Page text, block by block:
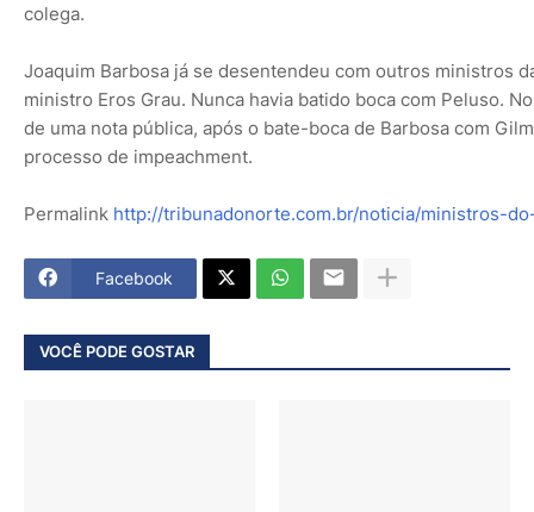
colega.
Joaquim Barbosa já se desentendeu com outros ministros
ministro Eros Grau. Nunca havia batido boca com Peluso.
de uma nota pública, após o bate-boca de Barbosa com
processo de impeachment.
Permalink http://tribunadonorte.com.br/noticia/ministros-
Facebook
VOCÊ PODE GOSTAR